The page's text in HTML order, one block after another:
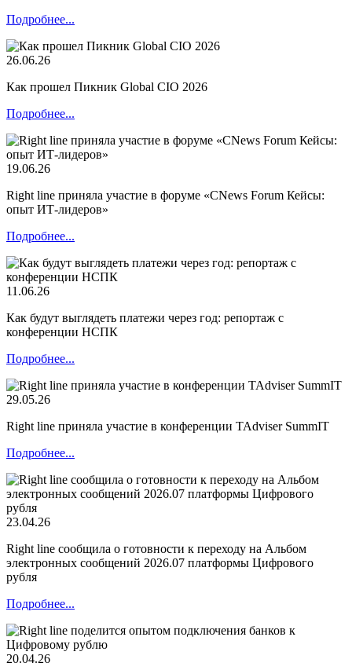
Подробнее...
26.06.26
Как прошел Пикник Global CIO 2026
Подробнее...
19.06.26
Right line приняла участие в форуме «CNews Forum Кейсы:
опыт ИТ-лидеров»
Подробнее...
11.06.26
Как будут выглядеть платежи через год: репортаж с
конференции НСПК
Подробнее...
29.05.26
Right line приняла участие в конференции TAdviser SummIT
Подробнее...
23.04.26
Right line сообщила о готовности к переходу на Альбом
электронных сообщений 2026.07 платформы Цифрового
рубля
Подробнее...
20.04.26